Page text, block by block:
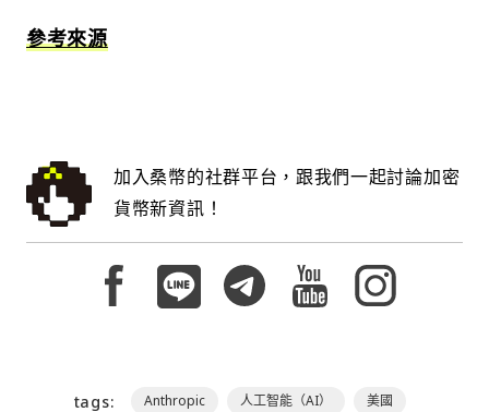
參考來源
加入桑幣的社群平台，跟我們一起討論加密
貨幣新資訊！
tags: Anthropic 人工智能（AI） 美國